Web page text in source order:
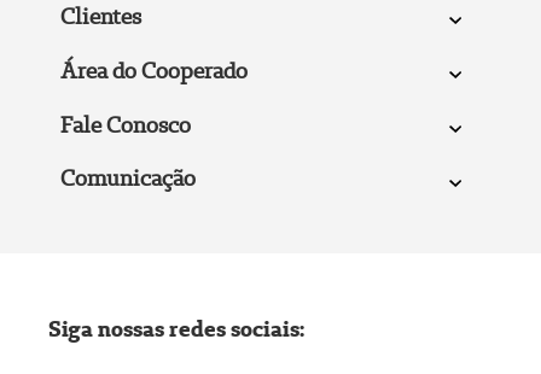
Clientes
Área do Cooperado
Fale Conosco
Comunicação
Siga nossas redes sociais: